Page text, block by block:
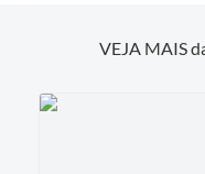
VEJA MAIS